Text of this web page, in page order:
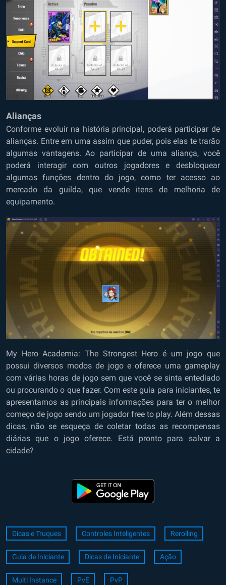
Alianças
Conforme evoluir na história principal, poderá participar de
alianças. Entre em uma assim que puder, pois elas te trarão
algumas vantagens. Ao participar de uma aliança, você
poderá interagir com outros jogadores e desbloquear
algumas funções dentro do jogo, como ter acesso ao
mercado da guilda, que vende itens de melhoria de
equipamento.
My Hero Academia: The Strongest Hero é um jogo que
possui diversos modos de jogo e oferece uma gameplay
com várias horas de jogo sem que você se sinta entediado
ou procurando o que fazer. Com este guia para iniciantes, te
apresentamos as principais informações para ter o melhor
começo de jogo sendo um jogador free to play. Além dessas
dicas, não se esqueça de coletar todas as recompensas
diárias que o jogo oferece. Está pronto para salvar a
cidade?
Dicas e Truques Controles Inteligentes Rerolling
Guia de Iniciante Dicas de Iniciante Ação
Multi Instance PvE PvP